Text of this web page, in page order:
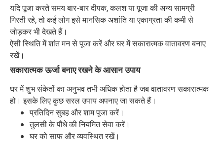
यदि पूजा करते समय बार-बार दीपक, कलश या पूजा की अन्य सामग्री
गिरती रहे, तो कई लोग इसे मानसिक अशांति या एकाग्रता की कमी से
जोड़कर भी देखते हैं।
ऐसी स्थिति में शांत मन से पूजा करें और घर में सकारात्मक वातावरण बनाए
रखें।
सकारात्मक ऊर्जा बनाए रखने के आसान उपाय
घर में शुभ संकेतों का अनुभव तभी अधिक होता है जब वातावरण सकारात्मक
हो। इसके लिए कुछ सरल उपाय अपनाए जा सकते हैं।
प्रतिदिन सुबह और शाम पूजा करें।
तुलसी के पौधे की नियमित सेवा करें।
घर को साफ और व्यवस्थित रखें।